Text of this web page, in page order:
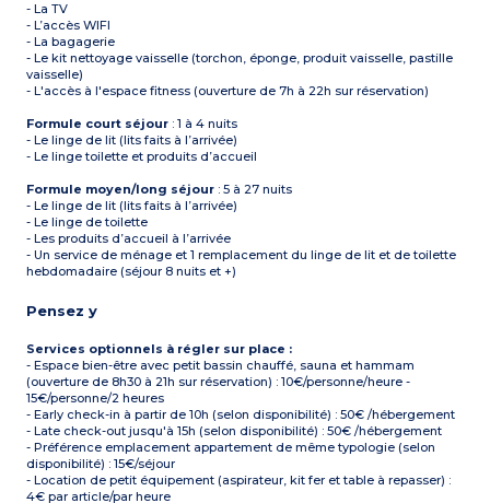
- La TV
- L’accès WIFI
- La bagagerie
- Le kit nettoyage vaisselle (torchon, éponge, produit vaisselle, pastille
vaisselle)
- L'accès à l'espace fitness (ouverture de 7h à 22h sur réservation)
Formule court séjour : 1 à 4 nuits
- Le linge de lit (lits faits à l’arrivée)
- Le linge toilette et produits d’accueil
Formule moyen/long séjour : 5 à 27 nuits
- Le linge de lit (lits faits à l’arrivée)
- Le linge de toilette
- Les produits d’accueil à l’arrivée
- Un service de ménage et 1 remplacement du linge de lit et de toilette
hebdomadaire (séjour 8 nuits et +)
Pensez y
Services optionnels à régler sur place :
- Espace bien-être avec petit bassin chauffé, sauna et hammam
(ouverture de 8h30 à 21h sur réservation) : 10€/personne/heure -
15€/personne/2 heures
- Early check-in à partir de 10h (selon disponibilité) : 50€ /hébergement
- Late check-out jusqu'à 15h (selon disponibilité) : 50€ /hébergement
- Préférence emplacement appartement de même typologie (selon
disponibilité) : 15€/séjour
- Location de petit équipement (aspirateur, kit fer et table à repasser) :
4€ par article/par heure